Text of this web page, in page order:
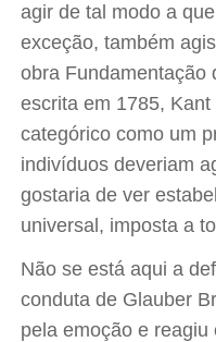
agir de tal modo a
exceção, também
obra Fundamentação
escrita em 1785,
categórico como um
indivíduos deveriam
gostaria de ver
universal, imposta a
Não se está aqui a
conduta de Glauber
pela emoção e